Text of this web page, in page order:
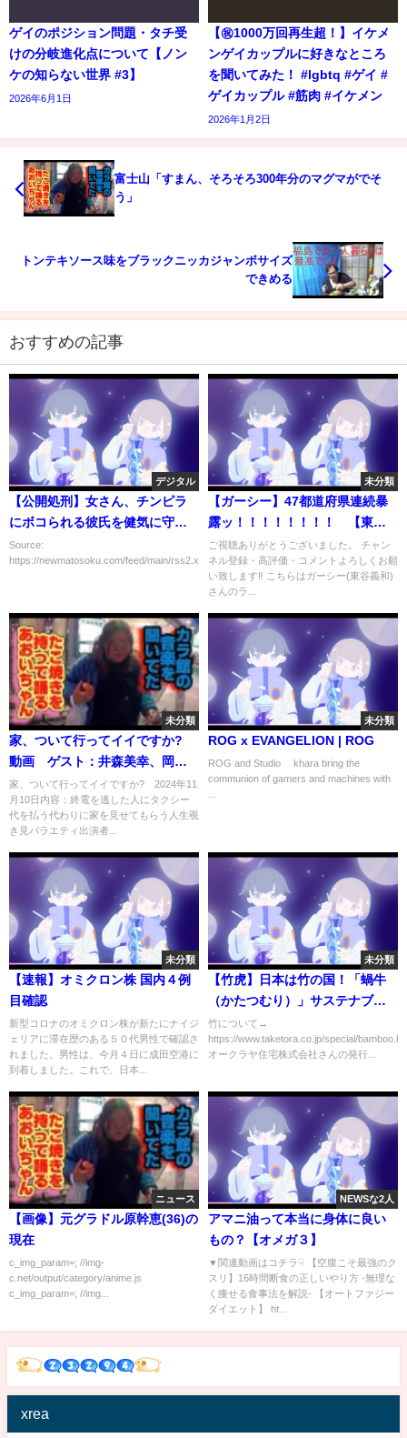
ゲイのポジション問題・タチ受
けの分岐進化点について【ノン
ケの知らない世界 #3】
2026年6月1日
【㊗️1000万回再生超！】イケメ
ンゲイカップルに好きなところ
を聞いてみた！ #lgbtq #ゲイ #
ゲイカップル #筋肉 #イケメン
2026年1月2日
富士山「すまん、そろそろ300年分のマグマがでそ
う」
トンテキソース味をブラックニッカジャンボサイズ
できめる
おすすめの記事
デジタル
【公開処刑】女さん、チンピラ
にボコられる彼氏を健気に守る
姿に全米が感動
Source:
https://newmatosoku.com/feed/main/rss2.xml...
未分類
【ガーシー】47都道府県連続暴
露ッ！！！！！！！！ 【東谷
義和/選挙/切り抜き】
ご視聴ありがとうございました。 チャン
ネル登録・高評価・コメントよろしくお願
い致します‼ こちらはガーシー(東谷義和)
さんのラ...
未分類
家、ついて行ってイイですか?
動画 ゲスト：井森美幸、岡部
大 11月10日
家、ついて行ってイイですか? 2024年11
月10日内容：終電を逃した人にタクシー
代を払う代わりに家を見せてもらう人生覗
き見バラエティ出演者...
未分類
ROG x EVANGELION | ROG
ROG and Studio ©khara bring the
communion of gamers and machines with
未分類
【速報】オミクロン株 国内４例
目確認
新型コロナのオミクロン株が新たにナイジ
ェリアに滞在歴のある５０代男性で確認さ
れました。男性は、今月４日に成田空港に
到着しました。これで、日本...
未分類
【竹虎】日本は竹の国！「蝸牛
（かたつむり）」サステナブル
な未来を描く、竹に帰る～特集
記事を読んで！竹チューバー竹
虎四代目の世界 bamboo story
竹について→
https://www.taketora.co.jp/special/
オークラヤ住宅株式会社さんの発行...
ニュース
【画像】元グラドル原幹恵(36)の
現在
c_img_param=; //img-
c.net/output/category/anime.js
c_img_param=; //img...
NEWSな2人
アマニ油って本当に身体に良い
もの？【オメガ３】
▼関連動画はコチラ☟ 【空腹こそ最強のク
スリ】16時間断食の正しいやり方 -無理な
く痩せる食事法を解説- 【オートファジー
ダイエット】 ht...
xrea